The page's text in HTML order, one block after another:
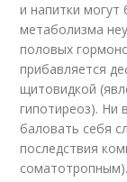
и напитки могут
метаболизма
половых
прибавляется
щитовидкой
гипотиреоз). Ни
баловать себя
последствия
соматотропным).